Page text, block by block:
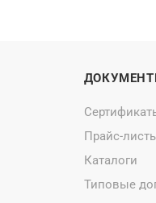
Прайс-
Каталоги
Типовые